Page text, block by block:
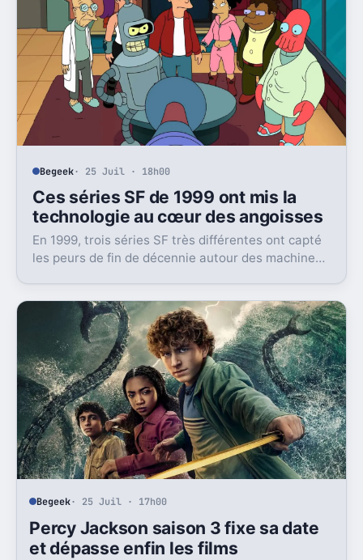
Begeek· 25 Juil · 18h00
Ces séries SF de 1999 ont mis la
technologie au cœur des angoisses
En 1999, trois séries SF très différentes ont capté
les peurs de fin de décennie autour des machines,
Begeek· 25 Juil · 17h00
Percy Jackson saison 3 fixe sa date
et dépasse enfin les films